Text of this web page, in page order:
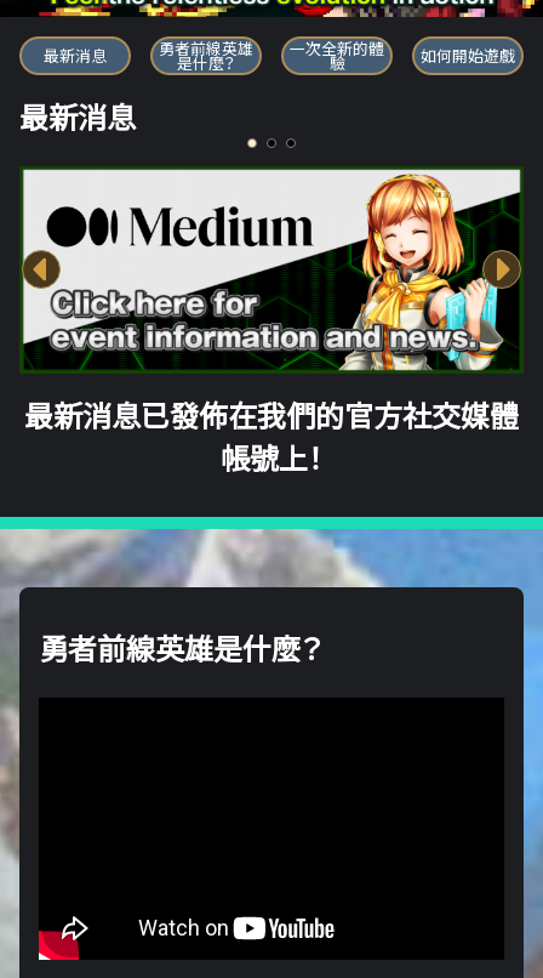
勇者前線英雄
最新消息 勇者前線英雄
是什麼？
一次全新的體
驗 如何開始遊戲
最新消息
最新消息已發佈在我們的官方社交媒體
帳號上！
勇者前線英雄是什麼？